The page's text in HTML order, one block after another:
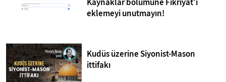
Kaynaklar bölümüne Fikriyat'ı
eklemeyi unutmayın!
Kudüs üzerine Siyonist-Mason
ittifakı